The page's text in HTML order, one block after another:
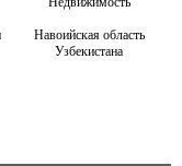
Навоийская область
Узбекистана